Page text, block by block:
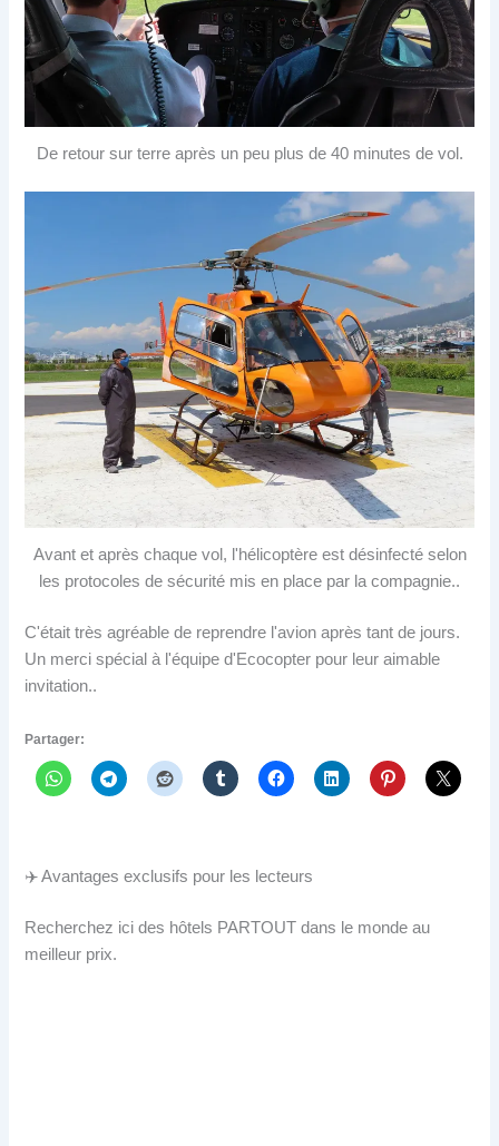
De retour sur terre après un peu plus de 40 minutes de vol.
Avant et après chaque vol, l'hélicoptère est désinfecté selon
les protocoles de sécurité mis en place par la compagnie..
C'était très agréable de reprendre l'avion après tant de jours.
Un merci spécial à l'équipe d'Ecocopter pour leur aimable
invitation..
Partager:
✈️ Avantages exclusifs pour les lecteurs
Recherchez ici des hôtels PARTOUT dans le monde au
meilleur prix.